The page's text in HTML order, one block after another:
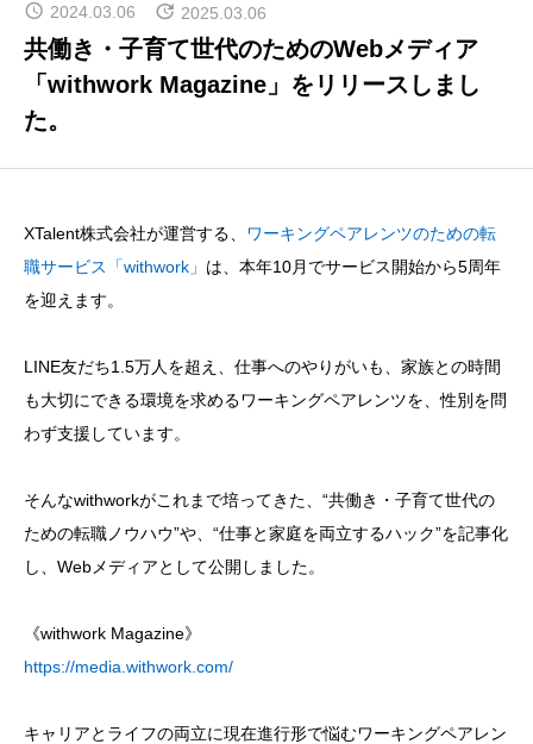
RECRUIT
採用情報
NEWS
COMPANY
会社概要
2024.03.06 2025.03.06
共働き・子育て世代のためのWebメディア
「withwork Magazine」をリリースしまし
た。
XTalent株式会社が運営する、 ワーキングペアレンツのための転
職サービス「withwork」 は、本年10月でサービス開始から5周年
を迎えます。
LINE友だち1.5万人を超え、仕事へのやりがいも、家族との時間
も大切にできる環境を求めるワーキングペアレンツを、性別を問
わず支援しています。
そんなwithworkがこれまで培ってきた、“共働き・子育て世代の
ための転職ノウハウ”や、“仕事と家庭を両立するハック”を記事化
し、Webメディアとして公開しました。
《withwork Magazine》
https://media.withwork.com/
キャリアとライフの両立に現在進行形で悩むワーキングペアレン